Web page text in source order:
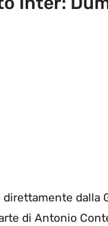
dalla
di Antonio